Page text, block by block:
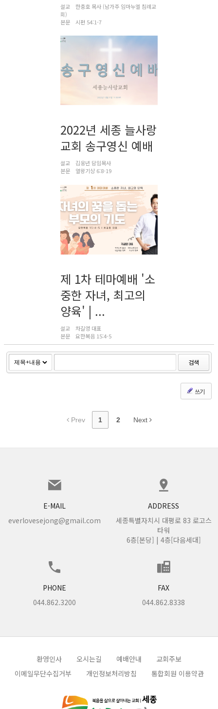
설교
한충호 목사 (남가주 임마누엘 침례교
회)
본문
시편 54:1-7
2022년 세종 늘사랑
교회 송구영신 예배
설교
김웅년 담임목사
본문
열왕기상 6:8-19
제 1차 테마예배 '소
중한 자녀, 최고의
양육' | ...
설교
차길영 대표
본문
요한복음 15:4-5
검색
쓰기
Prev 1 2 Next
E-MAIL
everlovesejong@gmail.com
ADDRESS
세종특별자치시 대평로 83 로고스
타워
6층[본당] | 4층[다음세대]
PHONE
044.862.3200
FAX
044.862.8338
환영인사 오시는길 예배안내
교회주보
이메일무단수집거부
개인정보처리방침 통합회원 이용약관